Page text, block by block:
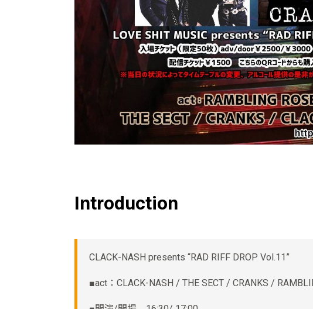
Introduction
CLACK-NASH presents “RAD RIFF DROP Vol.11”
■act：CLACK-NASH / THE SECT / CRANKS /